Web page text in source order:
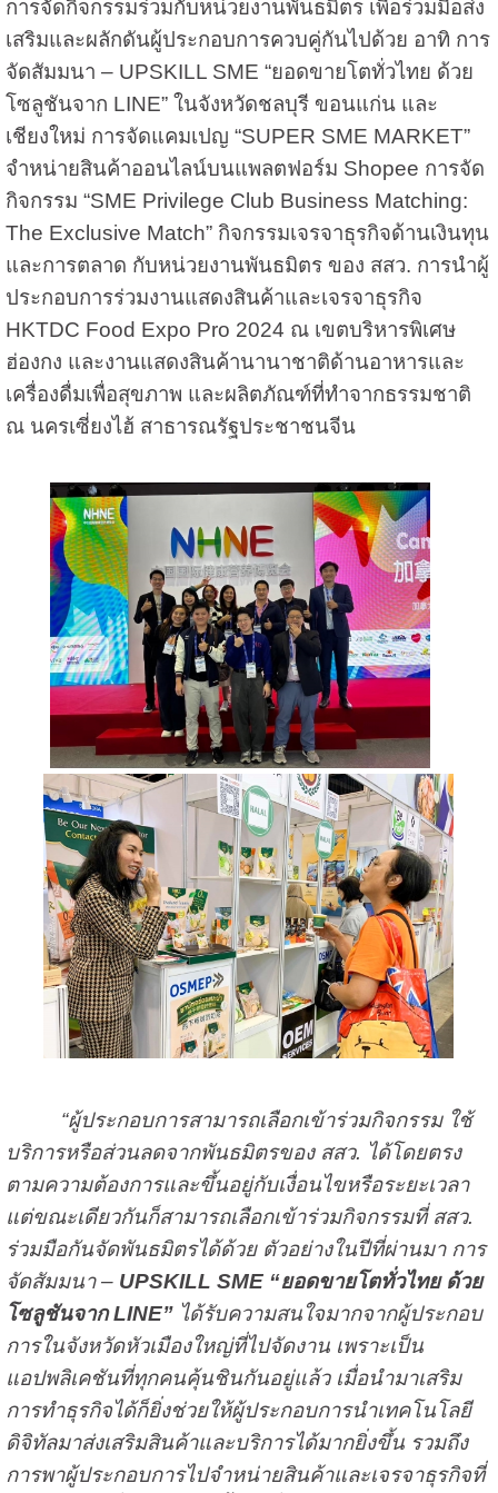
การจัดกิจกรรมร่วมกับหน่วยงานพันธมิตร เพื่อร่วมมือส่ง
เสริมและผลักดันผู้ประกอบการควบคู่กันไปด้วย อาทิ การ
จัดสัมมนา – UPSKILL SME “ยอดขายโตทั่วไทย ด้วย
โซลูชันจาก LINE” ในจังหวัดชลบุรี ขอนแก่น และ
เชียงใหม่ การจัดแคมเปญ “SUPER SME MARKET”
จำหน่ายสินค้าออนไลน์บนแพลตฟอร์ม Shopee การจัด
กิจกรรม “SME Privilege Club Business Matching:
The Exclusive Match” กิจกรรมเจรจาธุรกิจด้านเงินทุน
และการตลาด กับหน่วยงานพันธมิตร ของ สสว. การนำผู้
ประกอบการร่วมงานแสดงสินค้าและเจรจาธุรกิจ
HKTDC Food Expo Pro 2024 ณ เขตบริหารพิเศษ
ฮ่องกง และงานแสดงสินค้านานาชาติด้านอาหารและ
เครื่องดื่มเพื่อสุขภาพ และผลิตภัณฑ์ที่ทำจากธรรมชาติ
ณ นครเซี่ยงไฮ้ สาธารณรัฐประชาชนจีน
“ผู้ประกอบการสามารถเลือกเข้าร่วมกิจกรรม ใช้
บริการหรือส่วนลดจากพันธมิตรของ สสว. ได้โดยตรง
ตามความต้องการและขึ้นอยู่กับเงื่อนไขหรือระยะเวลา
แต่ขณะเดียวกันก็สามารถเลือกเข้าร่วมกิจกรรมที่ สสว.
ร่วมมือกันจัดพันธมิตรได้ด้วย ตัวอย่างในปีที่ผ่านมา การ
จัดสัมมนา – UPSKILL SME “ยอดขายโตทั่วไทย ด้วย
โซลูชันจาก LINE”ได้รับความสนใจมากจากผู้ประกอบ
การในจังหวัดหัวเมืองใหญ่ที่ไปจัดงาน เพราะเป็น
แอปพลิเคชันที่ทุกคนคุ้นชินกันอยู่แล้ว เมื่อนำมาเสริม
การทำธุรกิจได้ก็ยิ่งช่วยให้ผู้ประกอบการนำเทคโนโลยี
ดิจิทัลมาส่งเสริมสินค้าและบริการได้มากยิ่งขึ้น รวมถึง
การพาผู้ประกอบการไปจำหน่ายสินค้าและเจรจาธุรกิจที่